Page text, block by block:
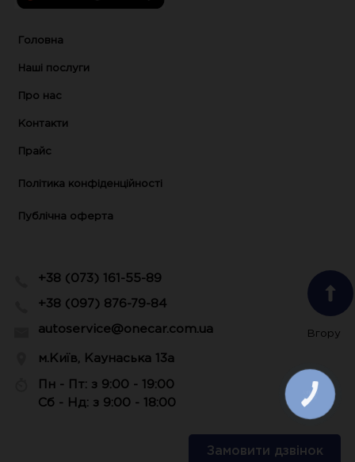
Головна
Наші послуги
Про нас
Контакти
Прайс
Політика конфіденційності
Публічна оферта
+38 (073) 161-55-89
+38 (097) 876-79-84
autoservice@onecar.com.ua
м.Київ, Каунаська 13а
Пн - Пт: з 9:00 - 19:00
Сб - Нд: з 9:00 - 18:00
Вгору
Замовити дзвінок
КНОПКА
ЗВ'ЯЗКУ